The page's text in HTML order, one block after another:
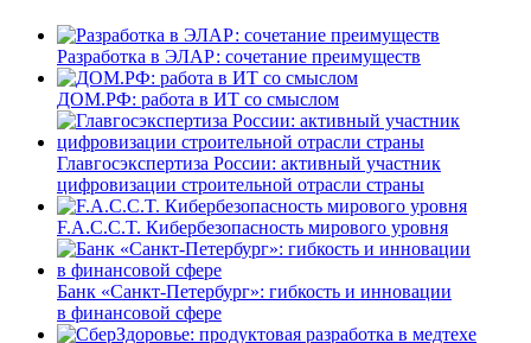
Разработка в ЭЛАР: сочетание преимуществ
ДОМ.РФ: работа в ИТ со смыслом
Главгосэкспертиза России: активный участник
цифровизации строительной отрасли страны
F.A.C.C.T. Кибербезопасность мирового уровня
Банк «Санкт-Петербург»: гибкость и инновации
в финансовой сфере